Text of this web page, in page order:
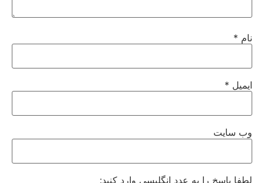
نام *
ایمیل *
وب‌ سایت
لطفا پاسخ را به عدد انگلیسی وارد کنید: